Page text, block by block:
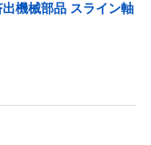
機械部品 スライン軸